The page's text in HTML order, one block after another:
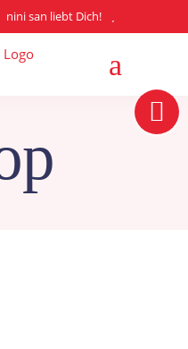
nini san liebt Dich!